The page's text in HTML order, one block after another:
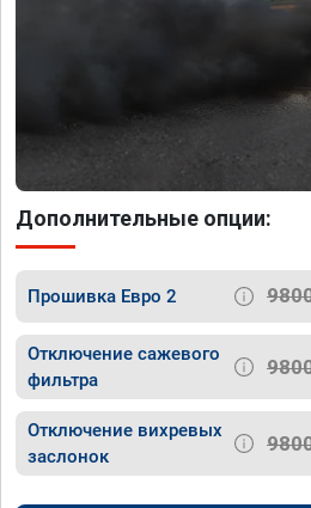
Дополнительные опции:
Прошивка Евро 2
Отключение сажевого
фильтра
Отключение вихревых
заслонок